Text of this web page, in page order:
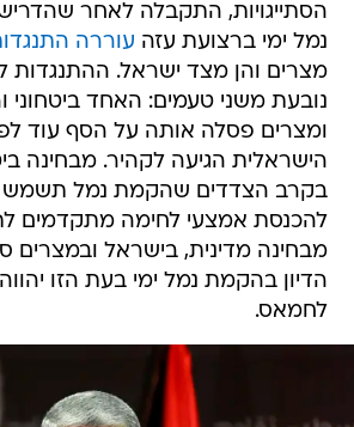
הסתייגויות, התקבלה לאחר
נמל ימי ברצועת עזה עוררה
מצרים והן מצד ישראל. ההתנגדות
נובעת משני טעמים: האחד ביטחוני
ומצרים פסלה אותה על הסף עוד
הישראלית הגיעה לקהיר. מבחינה
בקרב הצדדים שהקמת נמל
להכנסת אמצעי לחימה מתקדמים
מבחינה מדינית, בישראל ובמצרים
הדיון בהקמת נמל ימי בעת הזו
לחמאס.